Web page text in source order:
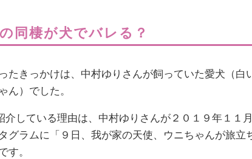
同棲が犬でバレる？
たきっかけは、中村ゆりさんが飼っていた愛犬（白
ん）でした。
介している理由は、中村ゆりさんが２０１９年１１月
グラムに「９日、我が家の天使、ウニちゃんが旅立
す。